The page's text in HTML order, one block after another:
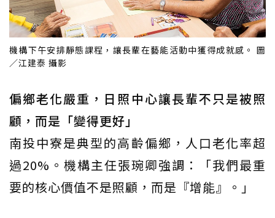
機構下午安排靜態課程，讓長輩在藝能活動中獲得成就感。 圖
／江建泰 攝影
偏鄉老化嚴重，日照中心讓長輩不只是被照
顧，而是「變得更好」
南投中寮是典型的高齡偏鄉，人口老化率超
過20%。機構主任張琬卿強調：「我們最重
要的核心價值不是照顧，而是『增能』。」